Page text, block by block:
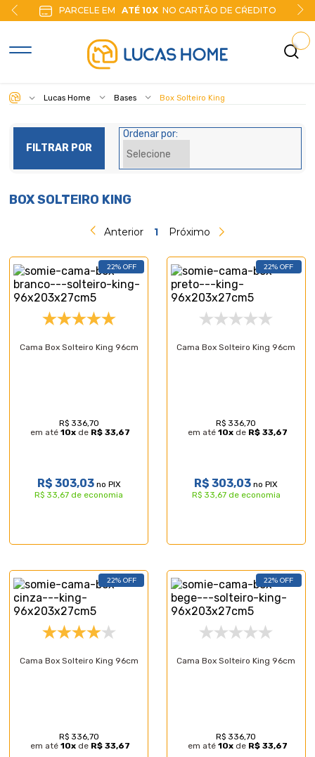
PARCELE EM ATÉ 10X NO CARTÃO DE CŔEDITO
Lucas Home Bases Box Solteiro King
FILTRAR POR
Ordenar por:
BOX SOLTEIRO KING
Anterior 1 Próximo
22% OFF
Cama Box Solteiro King 96cm
R$ 336,70
em até10x de R$ 33,67
R$ 303,03no PIX
R$ 33,67 de economia
22% OFF
Cama Box Solteiro King 96cm
R$ 336,70
em até 10xde R$ 33,67
R$ 303,03 no PIX
R$ 33,67 de economia
22% OFF
Cama Box Solteiro King 96cm
R$ 336,70
em até10x de R$ 33,67
22% OFF
Cama Box Solteiro King 96cm
R$ 336,70
em até 10xde R$ 33,67